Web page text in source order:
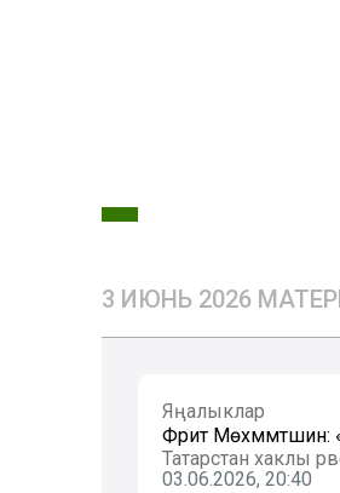
3 ИЮНЬ 2026
Яңалыклар
Фәрит
Татарстан хаклы
03.06.2026, 20:40